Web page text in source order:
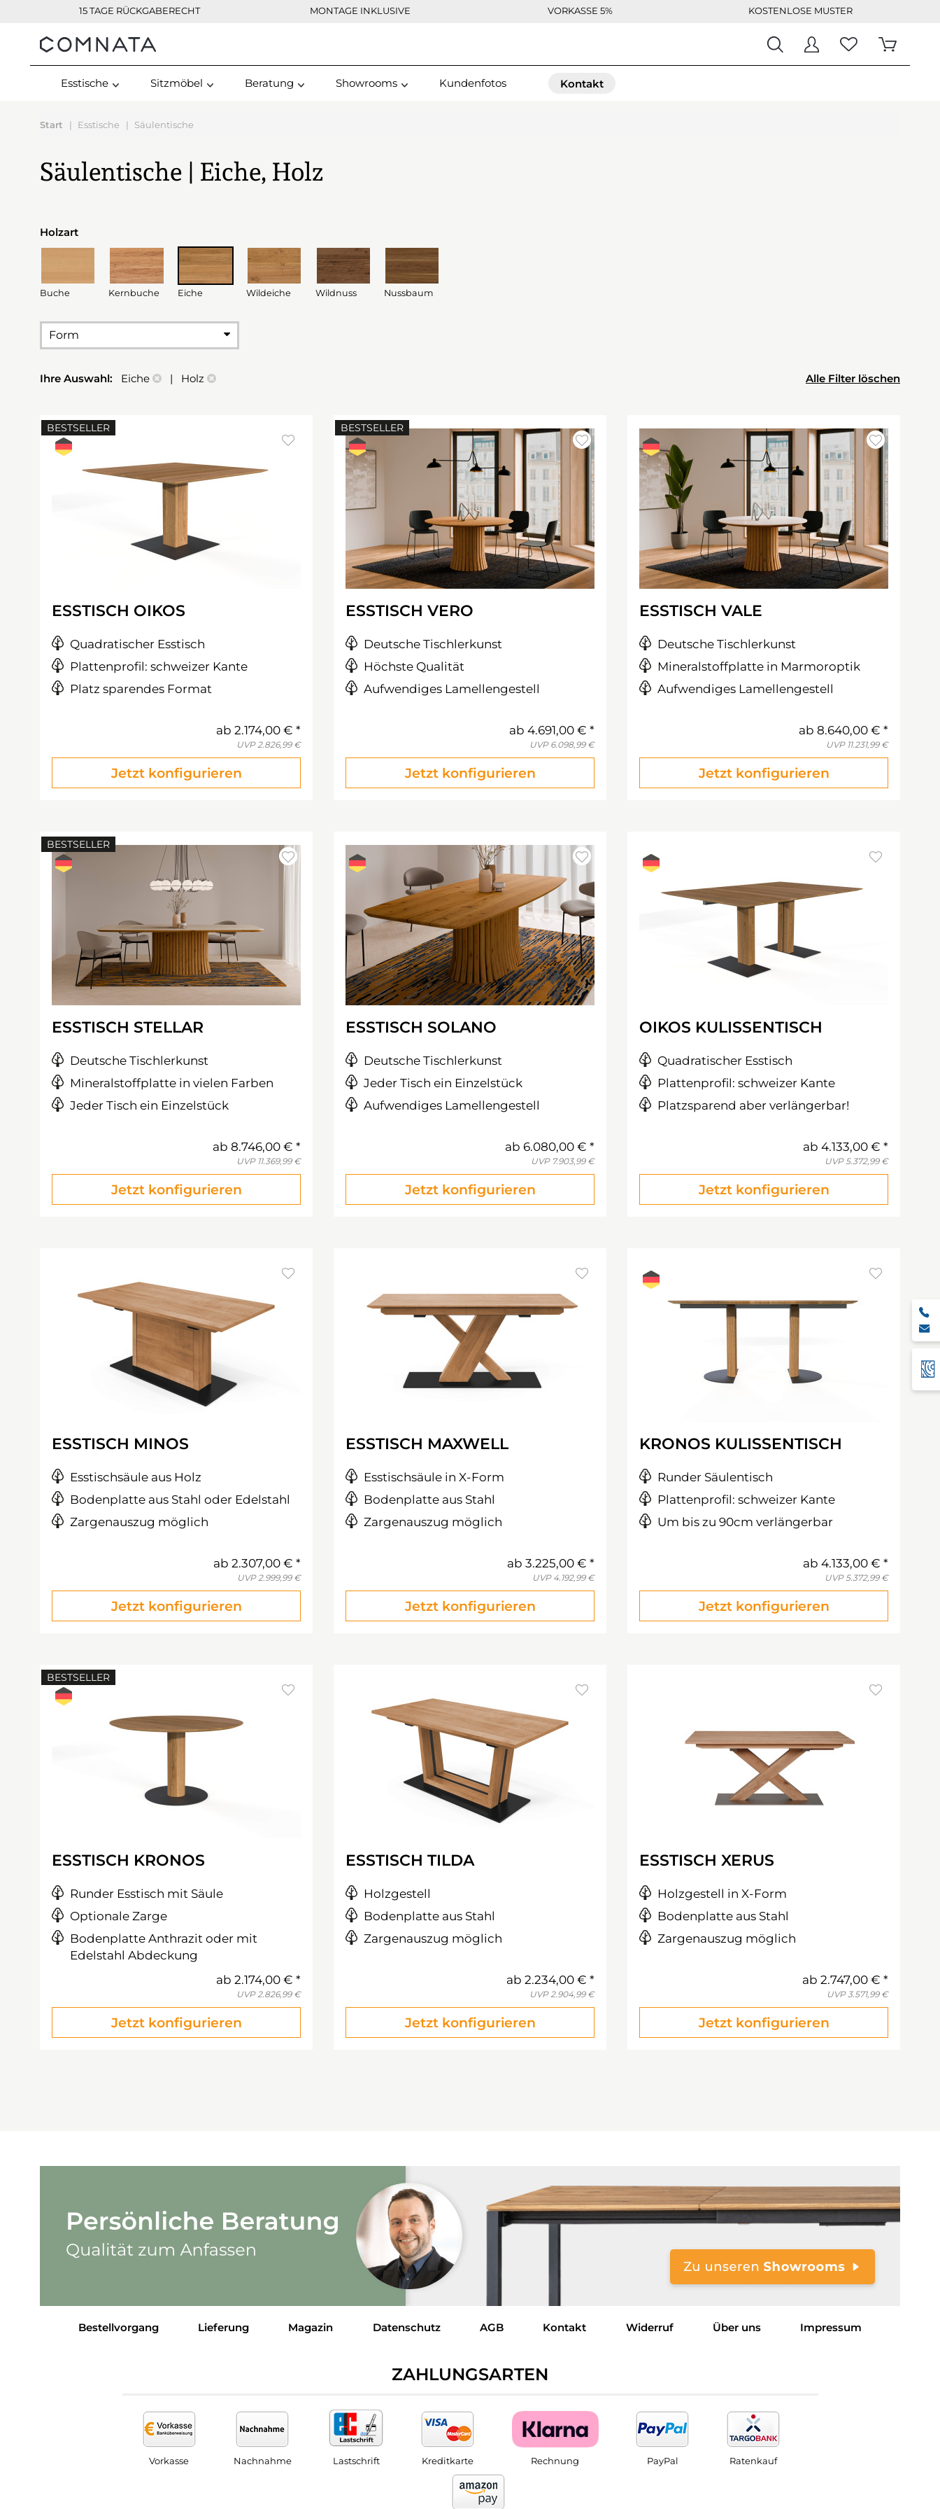
15 TAGE RÜCKGABERECHT MONTAGE INKLUSIVE VORKASSE 5% KOSTENLOSE MUSTER
Kontakt
Esstische Sitzmöbel Beratung Showrooms Kundenfotos Kontakt
Start Esstische Säulentische
Säulentische | Eiche, Holz
Holzart
Buche Kernbuche Eiche Wildeiche Wildnuss Nussbaum
Form
Ihre Auswahl: Eiche | Holz Alle Filter löschen
BESTSELLER
ESSTISCH OIKOS
Quadratischer Esstisch
Plattenprofil: schweizer Kante
Platz sparendes Format
ab 2.174,00 €
UVP2.826,99 €
Jetzt konfigurieren
BESTSELLER
ESSTISCH VERO
Deutsche Tischlerkunst
Höchste Qualität
Aufwendiges Lamellengestell
ab 4.691,00 €
UVP 6.098,99 €
Jetzt konfigurieren
ESSTISCH VALE
Deutsche Tischlerkunst
Mineralstoffplatte in Marmoroptik
Aufwendiges Lamellengestell
ab 8.640,00 €
UVP 11.231,99 €
Jetzt konfigurieren
BESTSELLER
ESSTISCH STELLAR
Deutsche Tischlerkunst
Mineralstoffplatte in vielen Farben
Jeder Tisch ein Einzelstück
ab 8.746,00 €
UVP 11.369,99 €
Jetzt konfigurieren
ESSTISCH SOLANO
Deutsche Tischlerkunst
Jeder Tisch ein Einzelstück
Aufwendiges Lamellengestell
ab 6.080,00 €
UVP 7.903,99 €
Jetzt konfigurieren
OIKOS KULISSENTISCH
Quadratischer Esstisch
Plattenprofil: schweizer Kante
Platzsparend aber verlängerbar!
ab 4.133,00 €
UVP 5.372,99 €
Jetzt konfigurieren
ESSTISCH MINOS
Esstischsäule aus Holz
Bodenplatte aus Stahl oder Edelstahl
Zargenauszug möglich
ab 2.307,00 €
UVP2.999,99 €
Jetzt konfigurieren
ESSTISCH MAXWELL
Esstischsäule in X-Form
Bodenplatte aus Stahl
Zargenauszug möglich
ab 3.225,00 €
UVP 4.192,99 €
Jetzt konfigurieren
KRONOS KULISSENTISCH
Runder Säulentisch
Plattenprofil: schweizer Kante
Um bis zu 90cm verlängerbar
ab 4.133,00 €
UVP 5.372,99 €
Jetzt konfigurieren
BESTSELLER
ESSTISCH KRONOS
Runder Esstisch mit Säule
Optionale Zarge
Bodenplatte Anthrazit oder mit
Edelstahl Abdeckung
ab 2.174,00 €
UVP2.826,99 €
Jetzt konfigurieren
ESSTISCH TILDA
Holzgestell
Bodenplatte aus Stahl
Zargenauszug möglich
ab 2.234,00 €
UVP2.904,99 €
Jetzt konfigurieren
ESSTISCH XERUS
Holzgestell in X-Form
Bodenplatte aus Stahl
Zargenauszug möglich
ab 2.747,00 €
UVP3.571,99 €
Jetzt konfigurieren
Bestellvorgang Lieferung Magazin Datenschutz AGB Kontakt Widerruf Über uns Impressum
ZAHLUNGSARTEN
Vorkasse Nachnahme Lastschrift Kreditkarte Rechnung PayPal Ratenkauf